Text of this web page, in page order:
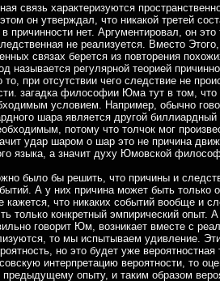
связь характеризуются
он утверждал, что никакой третей
причинности нет. Аргументировал, он
не реализуется. Вместо
связах берется из повторения
называется регулярной теорией
при отсутствии чего следствие не
загадка философии Юма тут в том,
условием. Например, обычно
шара является другой
потому что толчок мог
удар шаром о шар это не причина
языка, а значит духу Юмовской
было бы решить, что причины и
А у них причина может быть только
что никаких событий вообще и
только конкретный эмпирический опыт.
говорит Юм, возникает вместе с
то мы испытываем удивление.
но это будет уже вероятностная
интерпретацию вероятности, то
предыдущему опыту, и таким образом